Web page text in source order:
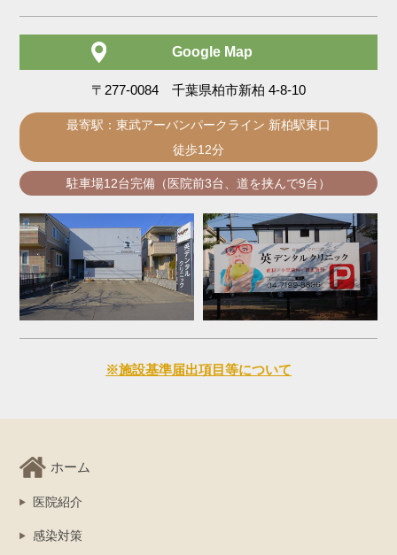
Google Map
〒277-0084 千葉県柏市新柏 4-8-10
最寄駅：東武アーバンパークライン 新柏駅東口
徒歩12分
駐車場12台完備（医院前3台、道を挟んで9台）
※施設基準届出項目等について
ホーム
医院紹介
感染対策